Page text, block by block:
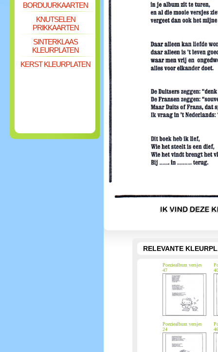
BORDUURKAARTEN
KNUTSELEN
PRIKKAARTEN
SINTERKLAAS
KLEURPLATEN
KERST KLEURPLATEN
RELEVANTE
Poeziealbum versjes
47
40
Poeziealbum versjes
24
46